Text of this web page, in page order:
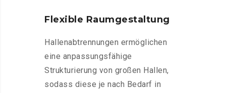
Flexible Raumgestaltung
Hallenabtrennungen ermöglichen
eine anpassungsfähige
Strukturierung von großen Hallen,
sodass diese je nach Bedarf in